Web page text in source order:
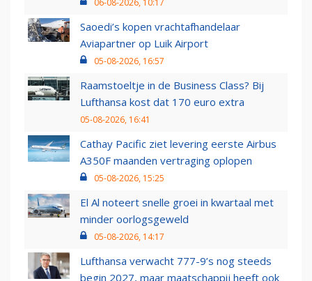
06-08-2026, 10:17
Saoedi’s kopen vrachtafhandelaar
Aviapartner op Luik Airport
05-08-2026, 16:57
Raamstoeltje in de Business Class? Bij
Lufthansa kost dat 170 euro extra
05-08-2026, 16:41
Cathay Pacific ziet levering eerste Airbus
A350F maanden vertraging oplopen
05-08-2026, 15:25
El Al noteert snelle groei in kwartaal met
minder oorlogsgeweld
05-08-2026, 14:17
Lufthansa verwacht 777-9’s nog steeds
begin 2027, maar maatschappij heeft ook